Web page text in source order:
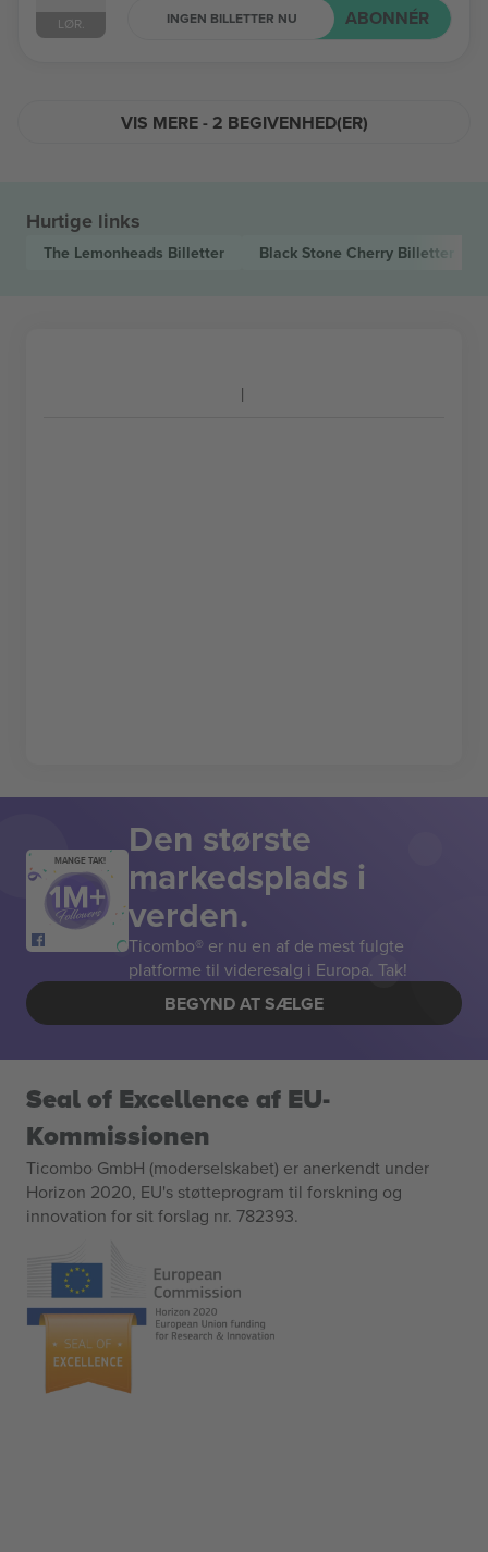
LØR. INGEN BILLETTER NU ABONNÉR
VIS MERE - 2 BEGIVENHED(ER)
Hurtige links
The Lemonheads Billetter Black Stone Cherry Billetter
MANGE TAK! Den største
markedsplads i
verden.
Ticombo® er nu en af de mest fulgte
platforme til videresalg i Europa. Tak!
BEGYND AT SÆLGE
Seal of Excellence af EU-
Kommissionen
Ticombo GmbH (moderselskabet) er anerkendt under
Horizon 2020, EU's støtteprogram til forskning og
innovation for sit forslag nr. 782393.